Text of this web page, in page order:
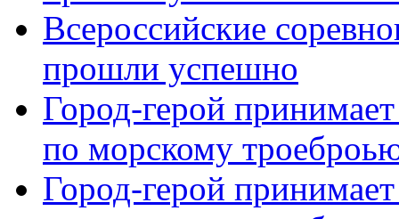
Всероссийские
прошли успешно
Город-герой
по морскому
Город-герой